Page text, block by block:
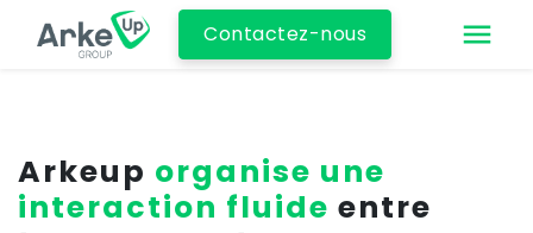
Contactez-nous
Arkeup organise une
interaction fluide entre